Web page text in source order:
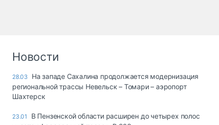
опасные грузы
Новости
28.03
На западе Сахалина продолжается модернизация
региональной трассы Невельск – Томари – аэропорт
Шахтерск
23.01
В Пензенской области расширен до четырех полос